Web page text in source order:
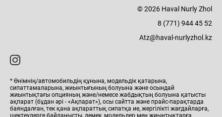
© 2026 Haval Nurly Zhol
8 (771) 944 45 52
Atz@haval-nurlyzhol.kz
* Өнімнің/автомобильдің құнына, модельдік қатарына,
сипаттамаларына, жиынтығының болуына және осындай
жиынтықтағы опцияның және/немесе жабдықтың болуына қатысты
ақпарат (бұдан әрі - «Ақпарат»), осы сайтта және прайс-парақтарда
баяндалған, тек қана ақпараттық сипатқа ие, жергілікті жағдайларға,
шектеулерге байланысты, демек, модельдер мен жиынтықтарға